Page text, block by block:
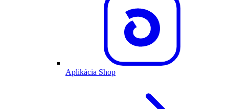
Aplikácia Shop